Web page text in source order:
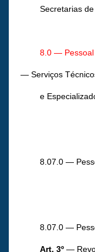
Secretarias
8.0 — Pessoal
— Serviços
e
8.07.0 —
8.07.0 —
Art. 3º —